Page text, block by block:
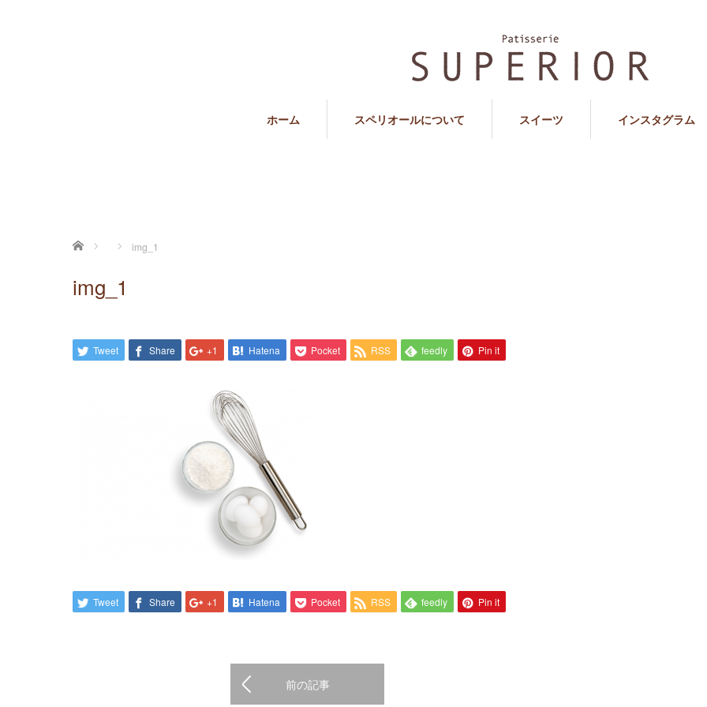
ホーム スペリオールについて スイーツ インスタグラム
ホーム img_1
img_1
Tweet Share +1 Hatena Pocket RSS feedly Pin it
Tweet Share +1 Hatena Pocket RSS feedly Pin it
前の記事